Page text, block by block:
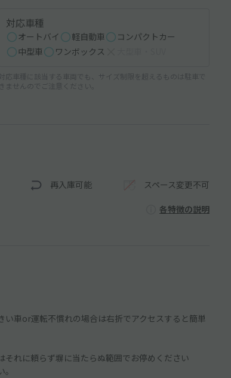
対応車種
オートバイ 軽自動車
コンパクトカー
中型車
ワンボックス
対応車種に該当する車両でも、サイズ制限を超えるものは駐車で
きませんのでご注意ください。
再入庫可能 スペース変更不可
各特徴の説明
車or運転不慣れの場合は右折でアクセスすると簡単
れに頼らず塀に当たらぬ範囲でお停めください